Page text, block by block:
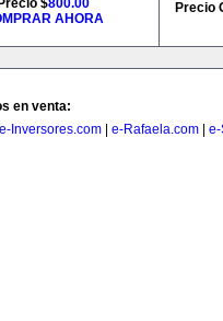
Precio $800.00
AHORA
Precio
en venta:
e-Inversores.com e-Rafaela.com e-